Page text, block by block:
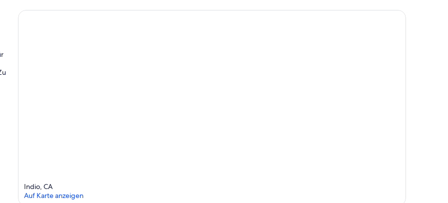
Indio, CA
Auf Karte anzeigen